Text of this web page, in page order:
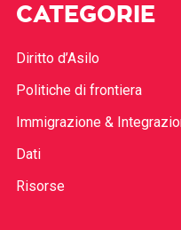
CATEGORIE
Diritto d’Asilo
Politiche di frontiera
Immigrazione &
Dati
Risorse